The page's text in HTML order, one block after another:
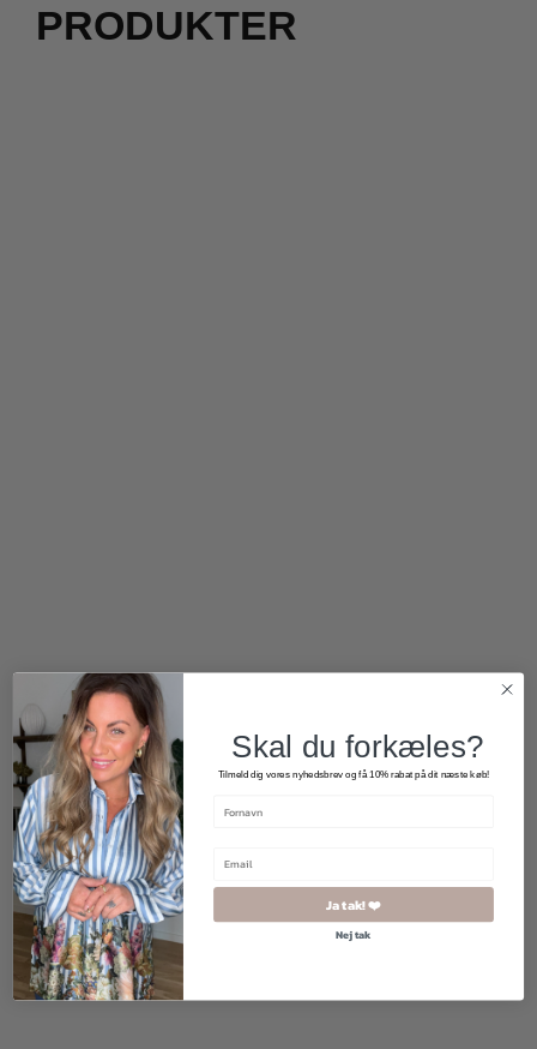
PRODUKTER
1.700,00kr. 299,00
Skal du forkæles?
Tilmeld dig vores nyhedsbrev og få 10% rabat på dit næste køb!
Ja tak! ❤️
Nej tak